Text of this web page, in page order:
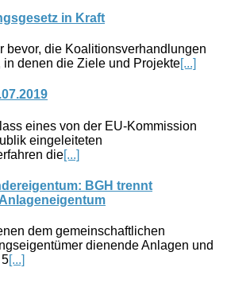
in Kraft
bevor, die Koalitionsverhandlungen
denen die Ziele und Projekte[...]
eines von der EU-Kommission
eingeleiteten
die[...]
BGH trennt
dem gemeinschaftlichen
dienende Anlagen und
[...]